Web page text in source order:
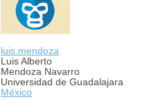
luis.mendoza
Luis Alberto
Mendoza Navarro
Universidad de Guadalajara
México